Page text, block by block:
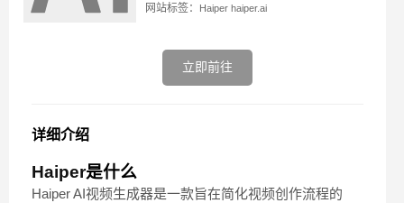
网站标签： Haiper haiper.ai
立即前往
详细介绍
Haiper是什么
Haiper AI视频生成器是一款旨在简化视频创作流程的